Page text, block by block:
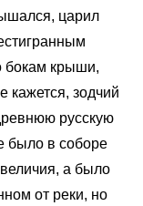
царил
бокам крыши,
кажется, зодчий
русскую
было в соборе
а было
от реки, но